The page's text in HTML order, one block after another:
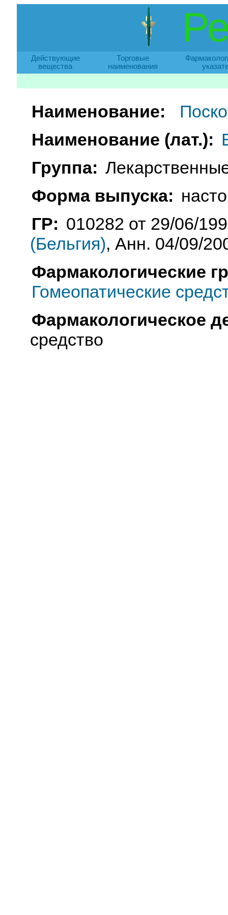
Действующие
вещества
Торговые
наименования
Наименование:
Наименование (лат.):
Группа:
Форма выпуска:
ГР: 010282 от 29/06/
(Бельгия), Анн. 04/09/
Фармакологические
Гомеопатические
Фармакологическое
средство